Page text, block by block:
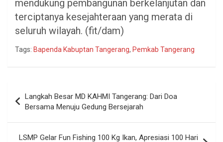
mendukung pembangunan berkelanjutan dan
terciptanya kesejahteraan yang merata di
seluruh wilayah. (fit/dam)
Tags: Bapenda Kabuptan Tangerang, Pemkab Tangerang
pos
Langkah Besar MD KAHMI Tangerang: Dari Doa
Bersama Menuju Gedung Bersejarah
LSMP Gelar Fun Fishing 100 Kg Ikan, Apresiasi 100 Hari